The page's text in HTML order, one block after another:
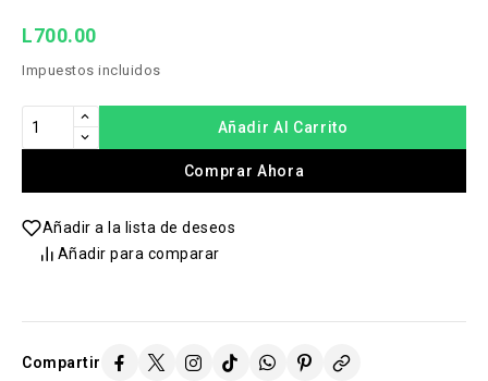
L700.00
Impuestos incluidos
Añadir Al Carrito
Comprar Ahora
Añadir a la lista de deseos
Añadir para comparar
Compartir